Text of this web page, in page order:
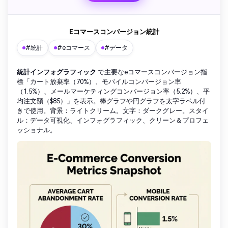
Eコマースコンバージョン統計
#統計 #eコマース #データ
統計インフォグラフィック で主要なeコマースコンバージョン指
標「カート放棄率（70%）、モバイルコンバージョン率
（1.5%）、メールマーケティングコンバージョン率（5.2%）、平
均注文額（$85）」を表示。棒グラフや円グラフを太字ラベル付
きで使用。背景：ライトクリーム。文字：ダークグレー。スタイ
ル：データ可視化、インフォグラフィック、クリーン＆プロフェ
ッショナル。